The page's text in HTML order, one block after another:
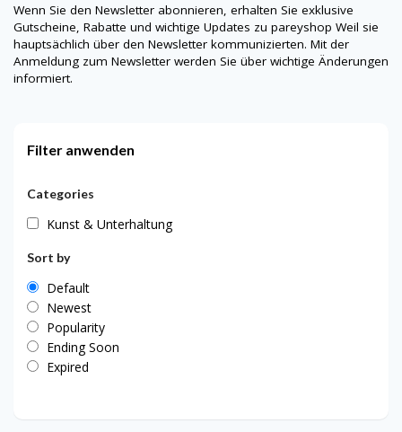
Wenn Sie den Newsletter abonnieren, erhalten Sie exklusive
Gutscheine, Rabatte und wichtige Updates zu pareyshop Weil sie
hauptsächlich über den Newsletter kommunizierten. Mit der
Anmeldung zum Newsletter werden Sie über wichtige Änderungen
informiert.
Filter anwenden
Categories
Kunst & Unterhaltung
Sort by
Default
Newest
Popularity
Ending Soon
Expired